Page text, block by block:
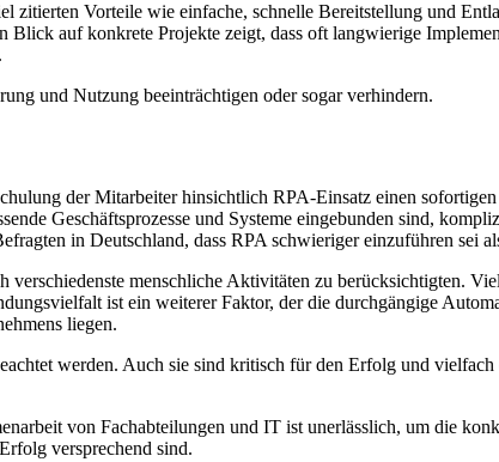
zitierten Vorteile wie einfache, schnelle Bereitstellung und
auf konkrete Projekte zeigt, dass oft langwierige
und Nutzung beeinträchtigen oder sogar verhindern.
der Mitarbeiter hinsichtlich RPA-Einsatz einen
Geschäftsprozesse und Systeme eingebunden sind,
in Deutschland, dass RPA schwieriger einzuführen sei
menschliche Aktivitäten zu berücksichtigten.
ist ein weiterer Faktor, der die durchgängige
liegen.
werden. Auch sie sind kritisch für den Erfolg und vielfach
von Fachabteilungen und IT ist unerlässlich, um die
versprechend sind.